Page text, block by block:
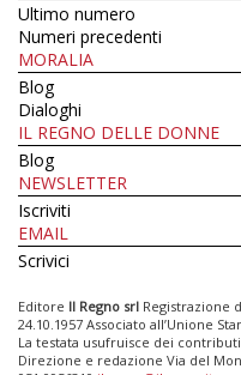
Ultimo numero
Numeri precedenti
MORALIA
Blog
Dialoghi
IL REGNO DELLE DONNE
Blog
NEWSLETTER
Iscriviti
EMAIL
Scrivici
Editore Il Regno srl Registrazione
24.10.1957 Associato all’Unione
La testata usufruisce dei
Direzione e redazione Via del